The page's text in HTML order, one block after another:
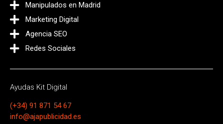
Manipulados en Madrid
Marketing Digital
Agencia SEO
Redes Sociales
Ayudas Kit Digital
(+34) 91 871 54 67
info@ajapublicidad.es